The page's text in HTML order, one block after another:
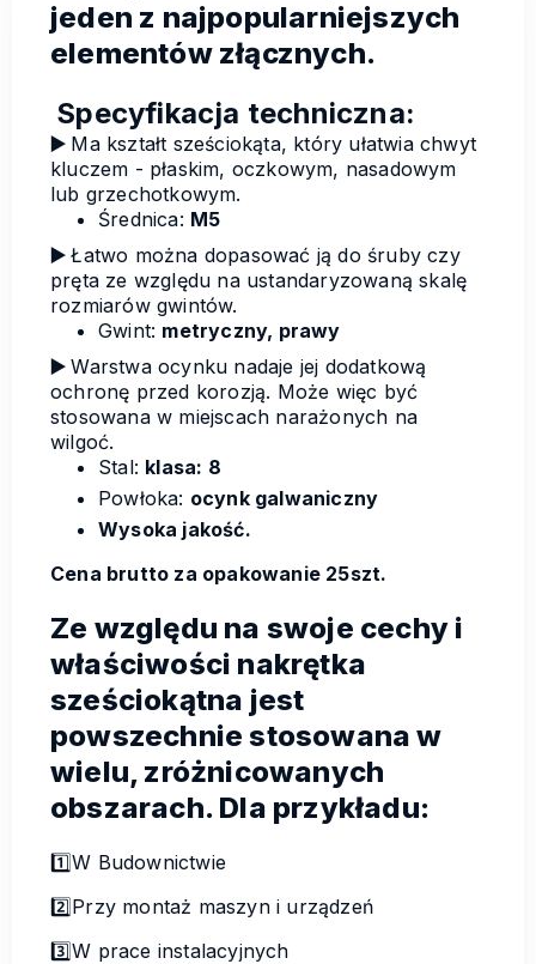
jeden z najpopularniejszych
elementów złącznych.
▶️ Ma kształt sześciokąta, który ułatwia chwyt
kluczem - płaskim, oczkowym, nasadowym
lub grzechotkowym.
▶️Łatwo można dopasować ją do śruby czy
pręta ze względu na ustandaryzowaną skalę
rozmiarów gwintów.
▶️Warstwa ocynku nadaje jej dodatkową
ochronę przed korozją. Może więc być
stosowana w miejscach narażonych na
wilgoć.
Specyfikacja techniczna:
Średnica: M5
Gwint: metryczny, prawy
Stal: klasa: 8
Powłoka: ocynk galwaniczny
Wysoka jakość.
Cena brutto za opakowanie 25szt.
Ze względu na swoje cechy i
właściwości nakrętka
sześciokątna jest
powszechnie stosowana w
wielu, zróżnicowanych
obszarach. Dla przykładu:
1️⃣W Budownictwie
2️⃣Przy montaż maszyn i urządzeń
3️⃣W prace instalacyjnych